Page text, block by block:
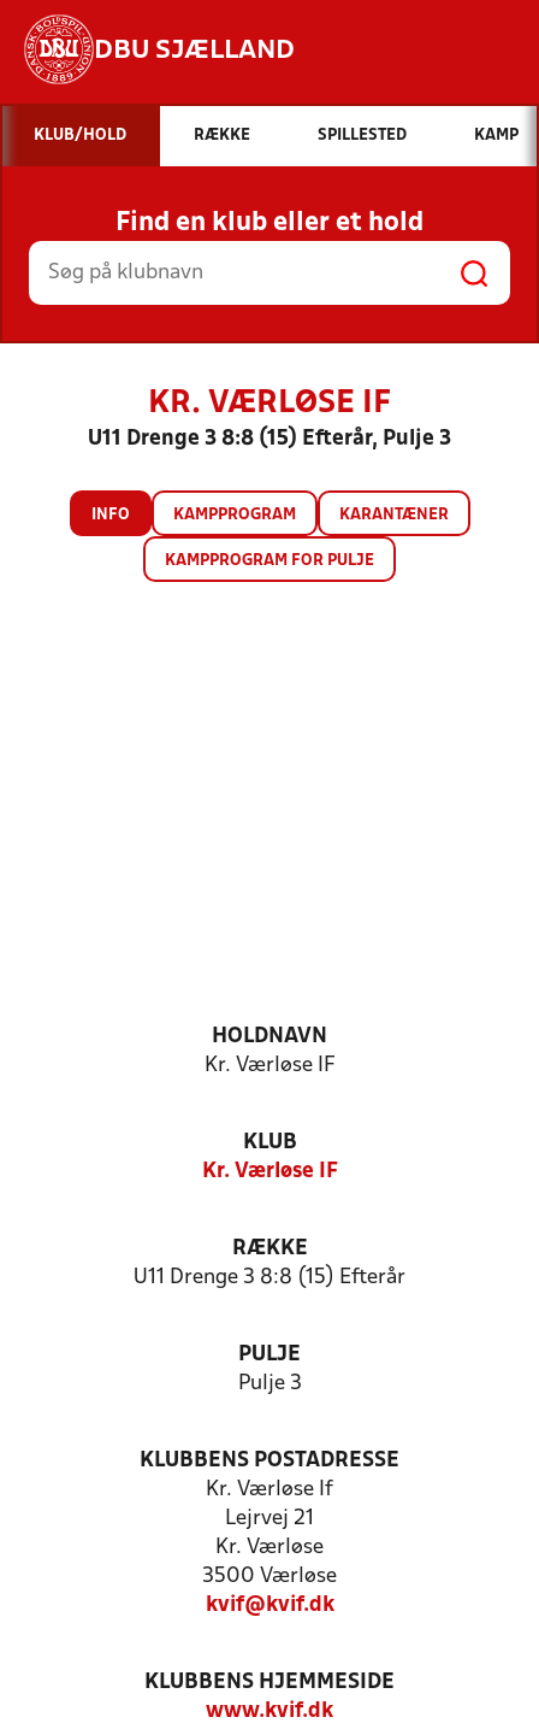
DBU SJÆLLAND
Hvad vil du søge efter?
INDHOLD OG NYHEDER
STILLINGER, RESULTATER, KLUBBER OG
HOLD
KLUB/HOLD RÆKKE SPILLESTED KAMP
Find en klub eller et hold
KR. VÆRLØSE IF
U11 Drenge 3 8:8 (15) Efterår, Pulje 3
INFO KAMPPROGRAM KARANTÆNER
KAMPPROGRAM FOR PULJE
HOLDNAVN
Kr. Værløse IF
KLUB
Kr. Værløse IF
RÆKKE
U11 Drenge 3 8:8 (15) Efterår
PULJE
Pulje 3
KLUBBENS POSTADRESSE
Kr. Værløse If
Lejrvej 21
Kr. Værløse
3500 Værløse
kvif@kvif.dk
KLUBBENS HJEMMESIDE
www.kvif.dk